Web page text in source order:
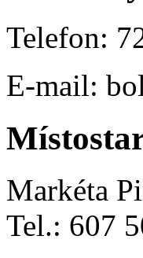
Telefon:
E-mail:
Markéta
Tel.: 607